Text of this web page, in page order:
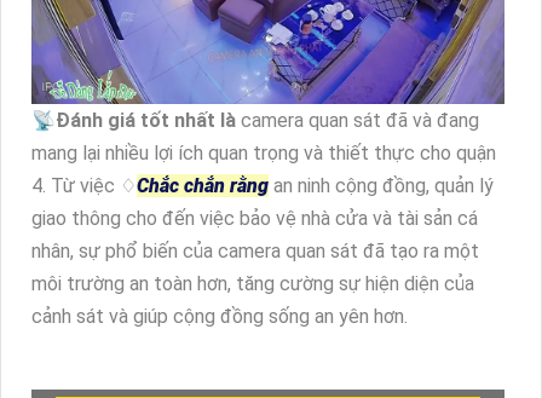
📡Đánh giá tốt nhất là camera quan sát đã và đang
mang lại nhiều lợi ích quan trọng và thiết thực cho quận
4. Từ việc ♢Chắc chắn rằng an ninh cộng đồng, quản lý
giao thông cho đến việc bảo vệ nhà cửa và tài sản cá
nhân, sự phổ biến của camera quan sát đã tạo ra một
môi trường an toàn hơn, tăng cường sự hiện diện của
cảnh sát và giúp cộng đồng sống an yên hơn.